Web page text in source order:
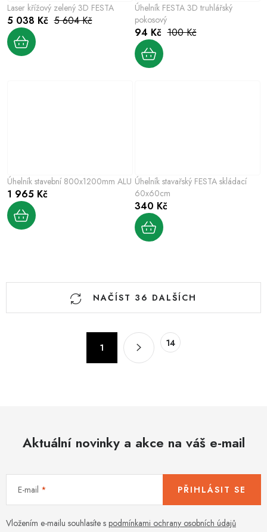
Laser křížový zelený 3D FESTA
5 038 Kč 5 604 Kč
Úhelník FESTA 3D truhlářský
pokosový
94 Kč 100 Kč
Úhelník stavební 800x1200mm ALU
1 965 Kč
Úhelník stavařský FESTA skládací
60x60cm
340 Kč
O
y
ý
p
NAČÍST 36 DALŠÍCH
1 14
Aktuální novinky a akce na váš e-mail
E-mail
Vložením e-mailu souhlasíte s podmínkami ochrany osobních údajů
PŘIHLÁSIT SE